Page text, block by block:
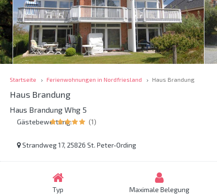
Startseite Ferienwohnungen in Nordfriesland Haus Brandung
Haus Brandung
Haus Brandung Whg 5
Gästebewertung: (1)
Strandweg 17, 25826 St. Peter-Ording
Typ
Maximale Belegung